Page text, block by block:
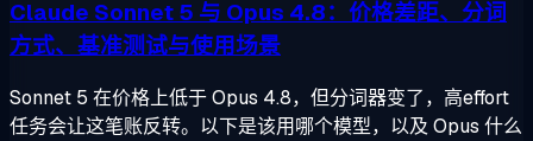
Claude Sonnet 5 与 Opus 4.8：价格差距、分词
方式、基准测试与使用场景
Sonnet 5 在价格上低于 Opus 4.8，但分词器变了，高effort
任务会让这笔账反转。以下是该用哪个模型，以及 Opus 什么